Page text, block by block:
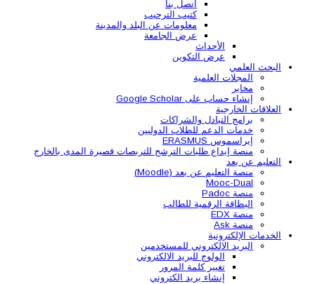
اتصل بنا
كتيب الترحيب
معلومات عن البلد والمدينة
عرض الجامعة
الأحداث
عرض التكوين
البحث العلمي
المجلات العلمية
مخابر
إنشاء حساب على Google Scholar
العلاقات الخارجية
برامج التبادل والشراكات
خدمات الدعم للطلاب الدوليين
إيراسموس ERASMUS
منصة إيداع طلبات الترشح للتربصات قصيرة المدى بالخارج
التعليم عن بعد
منصة التعليم عن بعد (Moodle)
Mooc-Dual
منصة Padoc
البطاقة الرقمية للطالب
منصة EDX
منصة Ask
الخدمات الإلكترونية
البريد الالكتروني للمستخدمين
الولوج للبريد الالكتروني
تغيير كلمة المرور
إنشاء بريد الكتروني